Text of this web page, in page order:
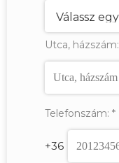
Utca, házszám:
Telefonszám: *
+36